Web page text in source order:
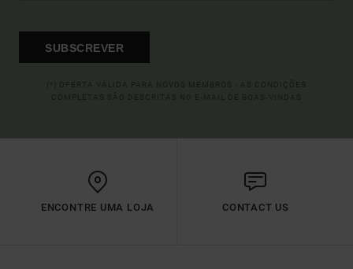
SUBSCREVER
ENCONTRE UMA LOJA CONTACT US